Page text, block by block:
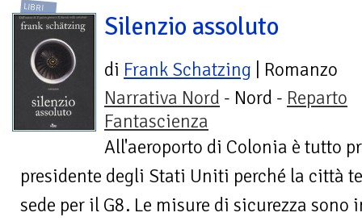
LIBRI
Silenzio assoluto
di Frank Schatzing | Romanzo
Narrativa Nord - Nord - Reparto
Fantascienza
All'aeroporto di Colonia è tutto
presidente degli Stati Uniti perché la città
sede per il G8. Le misure di sicurezza sono